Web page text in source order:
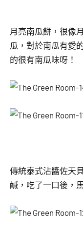
月亮南瓜餅，很像
瓜，對於南瓜有愛
的很有南瓜味呀！
傳統泰式沾醬佐天
鹹，吃了一口後，